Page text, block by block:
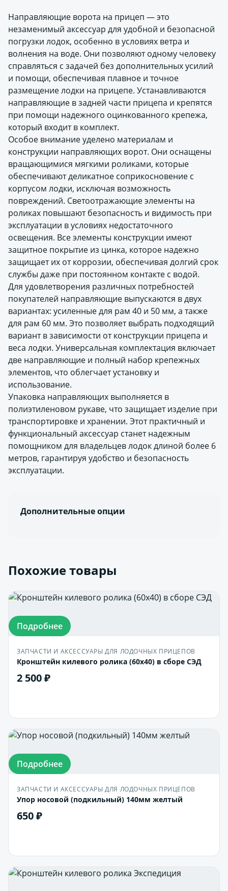
Направляющие ворота на прицеп — это
незаменимый аксессуар для удобной и безопасной
погрузки лодок, особенно в условиях ветра и
волнения на воде. Они позволяют одному человеку
справляться с задачей без дополнительных усилий
и помощи, обеспечивая плавное и точное
размещение лодки на прицепе. Устанавливаются
направляющие в задней части прицепа и крепятся
при помощи надежного оцинкованного крепежа,
который входит в комплект.
Особое внимание уделено материалам и
конструкции направляющих ворот. Они оснащены
вращающимися мягкими роликами, которые
обеспечивают деликатное соприкосновение с
корпусом лодки, исключая возможность
повреждений. Светоотражающие элементы на
роликах повышают безопасность и видимость при
эксплуатации в условиях недостаточного
освещения. Все элементы конструкции имеют
защитное покрытие из цинка, которое надежно
защищает их от коррозии, обеспечивая долгий срок
службы даже при постоянном контакте с водой.
Для удовлетворения различных потребностей
покупателей направляющие выпускаются в двух
вариантах: усиленные для рам 40 и 50 мм, а также
для рам 60 мм. Это позволяет выбрать подходящий
вариант в зависимости от конструкции прицепа и
веса лодки. Универсальная комплектация включает
две направляющие и полный набор крепежных
элементов, что облегчает установку и
использование.
Упаковка направляющих выполняется в
полиэтиленовом рукаве, что защищает изделие при
транспортировке и хранении. Этот практичный и
функциональный аксессуар станет надежным
помощником для владельцев лодок длиной более 6
метров, гарантируя удобство и безопасность
эксплуатации.
Дополнительные опции
Похожие товары
Подробнее
ЗАПЧАСТИ И АКСЕССУАРЫ ДЛЯ ЛОДОЧНЫХ ПРИЦЕПОВ
Кронштейн килевого ролика (60х40) в сборе СЭД
2 500 ₽
Подробнее
ЗАПЧАСТИ И АКСЕССУАРЫ ДЛЯ ЛОДОЧНЫХ ПРИЦЕПОВ
Упор носовой (подкильный) 140мм желтый
650 ₽